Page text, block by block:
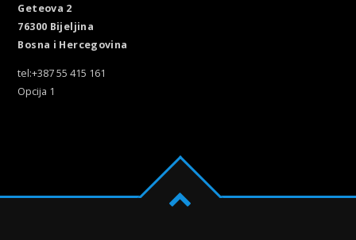
Geteova 2
76300 Bijeljina
Bosna i Hercegovina
tel:+387 55 415 161
Opcija 1